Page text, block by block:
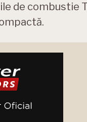
de combustie